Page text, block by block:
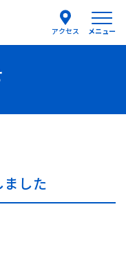
アクセス メニュー
した